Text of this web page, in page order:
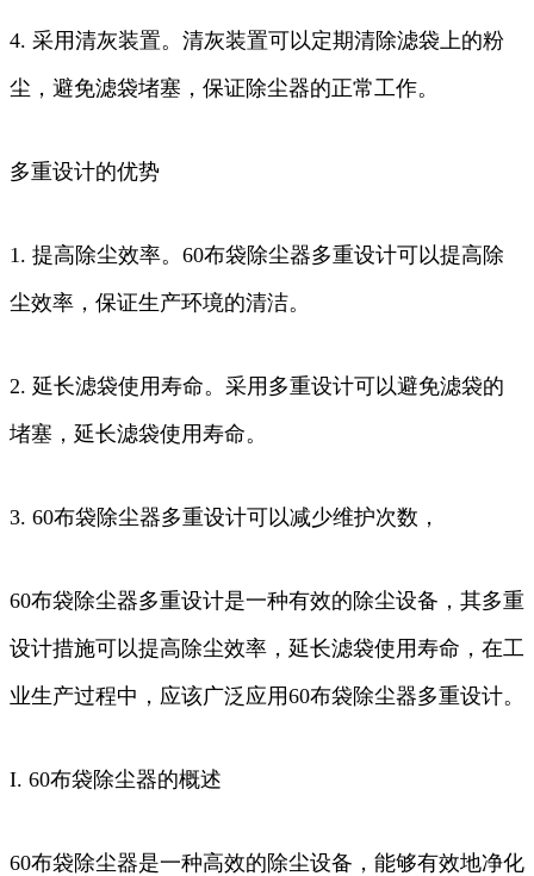
4. 采用清灰装置。清灰装置可以定期清除滤袋上的粉
尘，避免滤袋堵塞，保证除尘器的正常工作。
多重设计的优势
1. 提高除尘效率。60布袋除尘器多重设计可以提高除
尘效率，保证生产环境的清洁。
2. 延长滤袋使用寿命。采用多重设计可以避免滤袋的
堵塞，延长滤袋使用寿命。
3. 60布袋除尘器多重设计可以减少维护次数，
60布袋除尘器多重设计是一种有效的除尘设备，其多重
设计措施可以提高除尘效率，延长滤袋使用寿命，在工
业生产过程中，应该广泛应用60布袋除尘器多重设计。
I. 60布袋除尘器的概述
60布袋除尘器是一种高效的除尘设备，能够有效地净化